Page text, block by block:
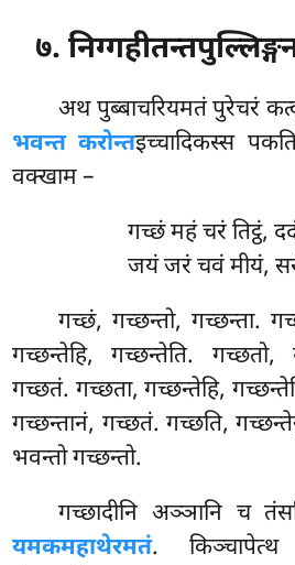
७.
अथ पुब्बाचरियमतं पुरेचरं
भवन्त करोन्तइच्चादिकस्स
वक्खाम –
गच्छं महं चरं तिट्ठं,
जयं जरं चवं मीयं,
गच्छं, गच्छन्तो, गच्छन्ता.
गच्छन्तेहि, गच्छन्तेति. गच्छतो,
गच्छतं. गच्छता, गच्छन्तेहि,
गच्छन्तानं, गच्छतं. गच्छति,
भवन्तो गच्छन्तो.
गच्छादीनि अञ्ञानि च
यमकमहाथेरमतं. किञ्चापेत्थ